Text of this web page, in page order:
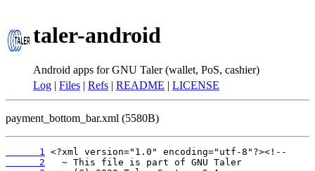
taler-android
Android apps for GNU Taler (wallet, PoS, cashier)
Log | Files | Refs | README | LICENSE
payment_bottom_bar.xml (5580B)
      1
      2